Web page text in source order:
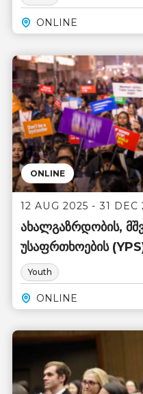
ONLINE
ONLINE
12 AUG 2025 - 31 DEC
ახალგაზრდობის,
უსაფრთხოების
Youth
ONLINE